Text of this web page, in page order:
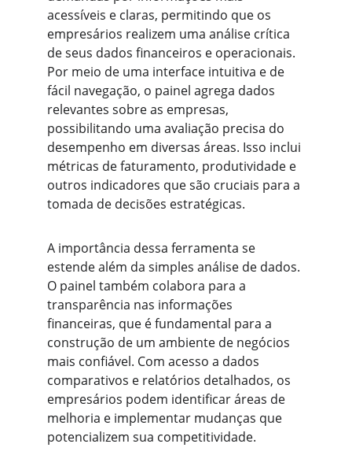
acessíveis e claras, permitindo que os
empresários realizem uma análise crítica
de seus dados financeiros e operacionais.
Por meio de uma interface intuitiva e de
fácil navegação, o painel agrega dados
relevantes sobre as empresas,
possibilitando uma avaliação precisa do
desempenho em diversas áreas. Isso inclui
métricas de faturamento, produtividade e
outros indicadores que são cruciais para a
tomada de decisões estratégicas.
A importância dessa ferramenta se
estende além da simples análise de dados.
O painel também colabora para a
transparência nas informações
financeiras, que é fundamental para a
construção de um ambiente de negócios
mais confiável. Com acesso a dados
comparativos e relatórios detalhados, os
empresários podem identificar áreas de
melhoria e implementar mudanças que
potencializem sua competitividade.